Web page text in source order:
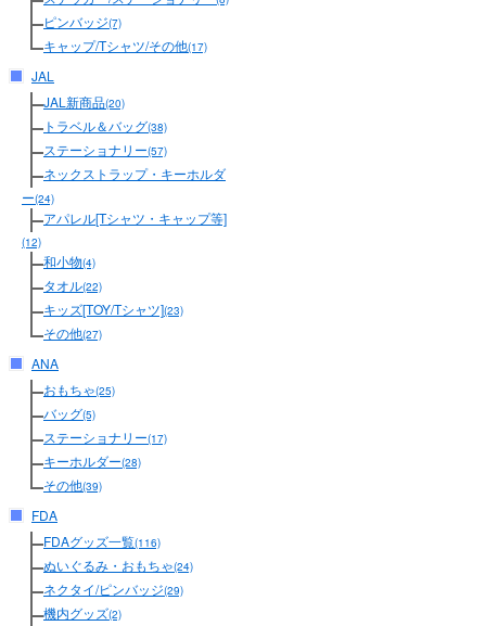
ピンバッジ(7)
キャップ/Tシャツ/その他(17)
JAL
JAL新商品(20)
トラベル＆バッグ(38)
ステーショナリー(57)
ネックストラップ・キーホルダ
ー(24)
アパレル[Tシャツ・キャップ等]
(12)
和小物(4)
タオル(22)
キッズ[TOY/Tシャツ](23)
その他(27)
ANA
おもちゃ(25)
バッグ(5)
ステーショナリー(17)
キーホルダー(28)
その他(39)
FDA
FDAグッズ一覧(116)
ぬいぐるみ・おもちゃ(24)
ネクタイ/ピンバッジ(29)
機内グッズ(2)